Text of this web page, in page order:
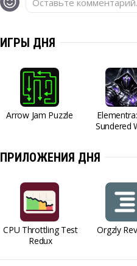
Оставьте
ИГРЫ ДНЯ
Arrow Jam Puzzle
Sundered
ПРИЛОЖЕНИЯ ДНЯ
CPU Throttling Test
Redux
Orgzly